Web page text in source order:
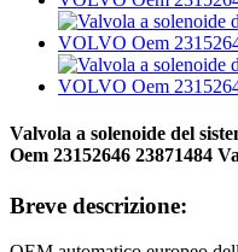
Valvola a solenoide del
Oem 23152646 23871484
Breve descrizione: